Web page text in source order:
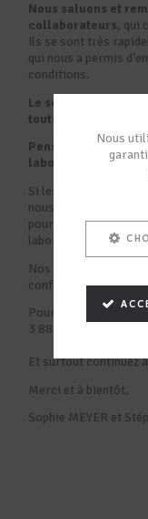
Nous
Nous saluons et
collaborateurs, qui
Ils se sont très
qui nous a permis
conditions.
Le service
toute question à
Pensez dès
laboratoire ou sur
Si les accès à vos
nous contacter afin
pour une prise en
laboratoires.
Nos rendez-vous et
conférence.
Pour tout
3 88 66 66 76
Et surtout continuez
Merci et à bientôt,
Sophie MEYER et